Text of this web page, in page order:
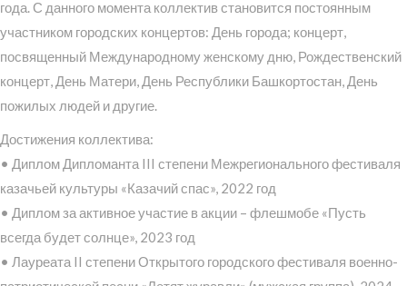
года. С данного момента коллектив становится постоянным
участником городских концертов: День города; концерт,
посвященный Международному женскому дню, Рождественский
концерт, День Матери, День Республики Башкортостан, День
пожилых людей и другие.
Достижения коллектива:
• Диплом Дипломанта III степени Межрегионального фестиваля
казачьей культуры «Казачий спас», 2022 год
• Диплом за активное участие в акции – флешмобе «Пусть
всегда будет солнце», 2023 год
• Лауреата II степени Открытого городского фестиваля военно-